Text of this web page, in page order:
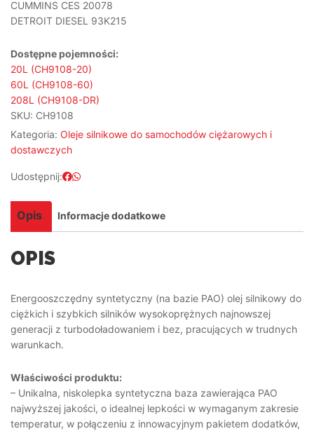
CUMMINS CES 20078
DETROIT DIESEL 93K215
Dostępne pojemności:
20L (CH9108-20)
60L (CH9108-60)
208L (CH9108-DR)
SKU: CH9108
Kategoria: Oleje silnikowe do samochodów ciężarowych i
dostawczych
Udostępnij:
Opis Informacje dodatkowe
OPIS
Energooszczędny syntetyczny (na bazie PAO) olej silnikowy do
ciężkich i szybkich silników wysokoprężnych najnowszej
generacji z turbodoładowaniem i bez, pracujących w trudnych
warunkach.
Właściwości produktu:
– Unikalna, niskolepka syntetyczna baza zawierająca PAO
najwyższej jakości, o idealnej lepkości w wymaganym zakresie
temperatur, w połączeniu z innowacyjnym pakietem dodatków,